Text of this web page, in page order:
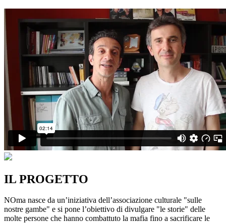
IL PROGETTO
NOma nasce da un’iniziativa dell’associazione culturale "sulle
nostre gambe" e si pone l’obiettivo di divulgare "le storie" delle
molte persone che hanno combattuto la mafia fino a sacrificare le